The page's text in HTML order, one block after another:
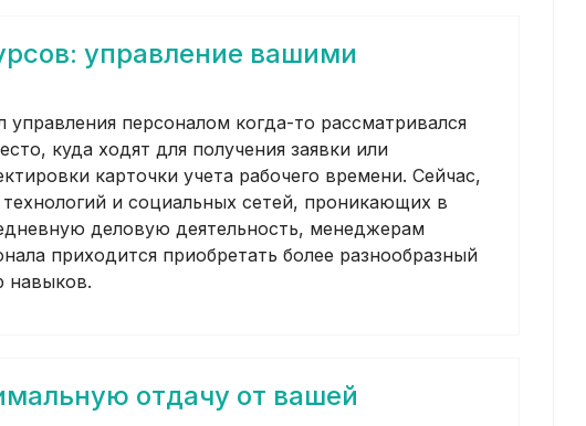
управление вашими
управления персоналом когда-то рассматривался
куда ходят для получения заявки или
карточки учета рабочего времени. Сейчас,
технологий и социальных сетей, проникающих в
деловую деятельность, менеджерам
приходится приобретать более разнообразный
навыков.
отдачу от вашей